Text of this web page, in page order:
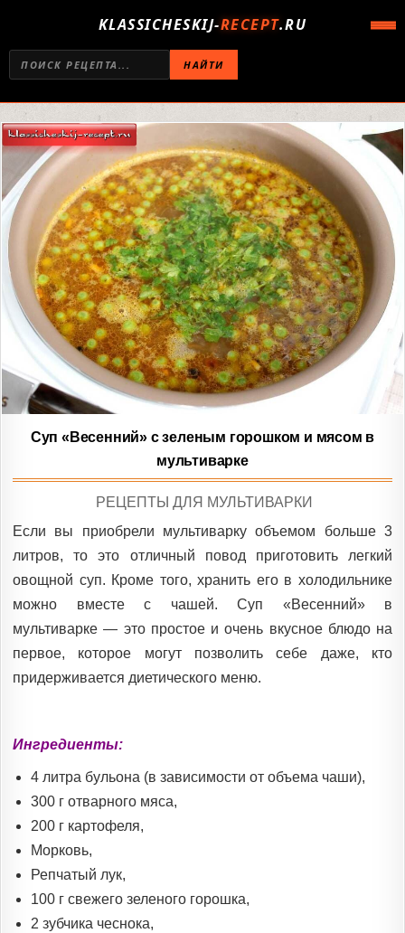
KLASSICHESKIJ-RECEPT.RU
НАЙТИ
Суп «Весенний» с зеленым горошком и мясом в
мультиварке
POSTED
РЕЦЕПТЫ ДЛЯ МУЛЬТИВАРКИ
Если вы приобрели мультиварку объемом больше 3
литров, то это отличный повод приготовить легкий
овощной суп. Кроме того, хранить его в холодильнике
можно вместе с чашей. Суп «Весенний» в
мультиварке — это простое и очень вкусное блюдо на
первое, которое могут позволить себе даже, кто
придерживается диетического меню.
Ингредиенты:
4 литра бульона (в зависимости от объема чаши),
300 г отварного мяса,
200 г картофеля,
Морковь,
Репчатый лук,
100 г свежего зеленого горошка,
2 зубчика чеснока,